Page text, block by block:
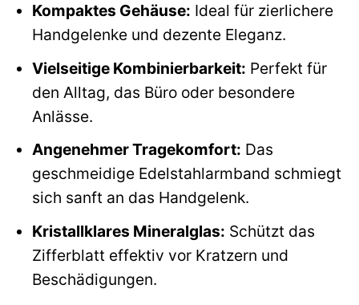
Kompaktes Gehäuse: Ideal für zierlichere
Handgelenke und dezente Eleganz.
Vielseitige Kombinierbarkeit: Perfekt für
den Alltag, das Büro oder besondere
Anlässe.
Angenehmer Tragekomfort: Das
geschmeidige Edelstahlarmband schmiegt
sich sanft an das Handgelenk.
Kristallklares Mineralglas: Schützt das
Zifferblatt effektiv vor Kratzern und
Beschädigungen.